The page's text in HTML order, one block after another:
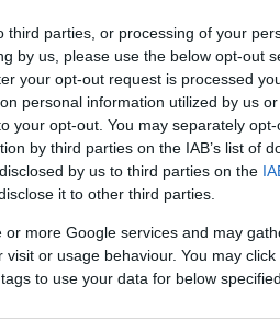
parties, or processing of your
by us, please use the below opt-out
your opt-out request is processed
personal information utilized by us
your opt-out. You may separately
by third parties on the IAB’s list of
by us to third parties on the
it to other third parties.
more Google services and may
or usage behaviour. You may
to use your data for below
φετινά θέματα της
αυτό.
θέματα της
ο υποψήφιος που είχε
μαθήματος και να
λύσει σύνθετα
αμφισβήτηση (στη
πως είναι τουλάχιστον